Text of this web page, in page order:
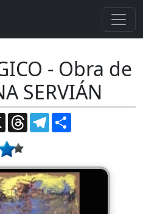
- Obra de
SERVIÁN
X ThreadsTelegram